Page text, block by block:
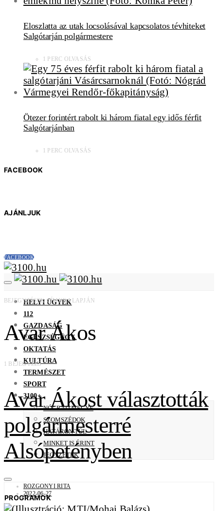
Eloszlatta az utak locsolásával kapcsolatos tévhiteket
Salgótarján polgármestere
1 PERC OLVASÁS
Ötezer forintért rabolt ki három fiatal egy idős férfit
Salgótarjánban
1 PERC OLVASÁS
FACEBOOK
AJÁNLJUK
FACEBOOK
HELYI ÜGYEK
112
GAZDASÁG
EGÉSZSÉGÜGY
OKTATÁS
KULTÚRA
TERMÉSZET
SPORT
3100+
NÓGRÁD MEGYE
SZOMSZÉDOK
HATÁRON TÚL
MINKET IS ÉRINT
JEGYZETEK
PROGRAMOK
BEJEGYZÉSEK CÍMKE ALAPJÁN
Avar Ákos
1 BEJEGYZÉS
Avar Ákost választották
polgármesterré
Alsópetényben
ROZGONYI RITA
2022-06-27